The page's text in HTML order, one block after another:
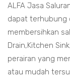
ALFA Jasa
dapat terhubung
membersihkan
Drain,Kitchen
perairan yang
atau mudah